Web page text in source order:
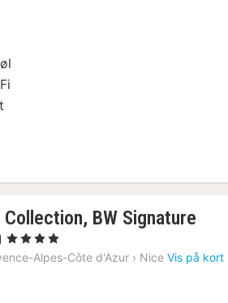
Collection, BW Signature
1
nat
, 4 Stjerner
Alpes-Côte d'Azur › Nice Vis på kort